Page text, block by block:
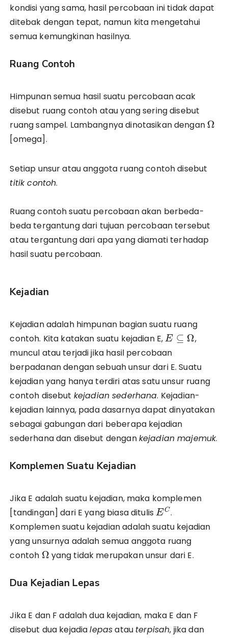
kondisi yang sama, hasil percobaan ini tidak dapat
ditebak dengan tepat, namun kita mengetahui
semua kemungkinan hasilnya.
Ruang Contoh
Himpunan semua hasil suatu percobaan acak
disebut ruang contoh atau yang sering disebut
ruang sampel. Lambangnya dinotasikan dengan Ω
[omega].
Setiap unsur atau anggota ruang contoh disebut
titik contoh.
Ruang contoh suatu percobaan akan berbeda-
beda tergantung dari tujuan percobaan tersebut
atau tergantung dari apa yang diamati terhadap
hasil suatu percobaan.
Kejadian
Kejadian adalah himpunan bagian suatu ruang
contoh. Kita katakan suatu kejadian E,E ⊆ Ω,
muncul atau terjadi jika hasil percobaan
berpadanan dengan sebuah unsur dari E. Suatu
kejadian yang hanya terdiri atas satu unsur ruang
contoh disebut kejadian sederhana. Kejadian-
kejadian lainnya, pada dasarnya dapat dinyatakan
sebagai gabungan dari beberapa kejadian
sederhana dan disebut dengankejadian majemuk.
Komplemen Suatu Kejadian
Jika E adalah suatu kejadian, maka komplemen
[tandingan] dari E yang biasa ditulisEC.
Komplemen suatu kejadian adalah suatu kejadian
yang unsurnya adalah semua anggota ruang
contoh Ω yang tidak merupakan unsur dari E.
Dua Kejadian Lepas
Jika E dan F adalah dua kejadian, maka E dan F
disebut dua kejadialepasatau terpisah, jika dan